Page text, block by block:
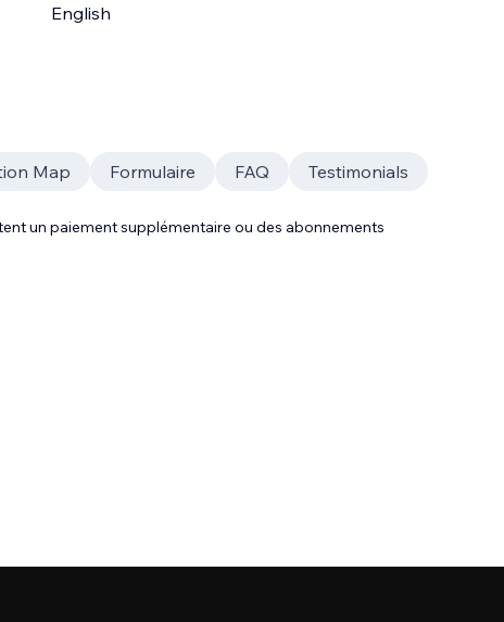
English
Map Formulaire FAQ Testimonials
un paiement supplémentaire ou des abonnements